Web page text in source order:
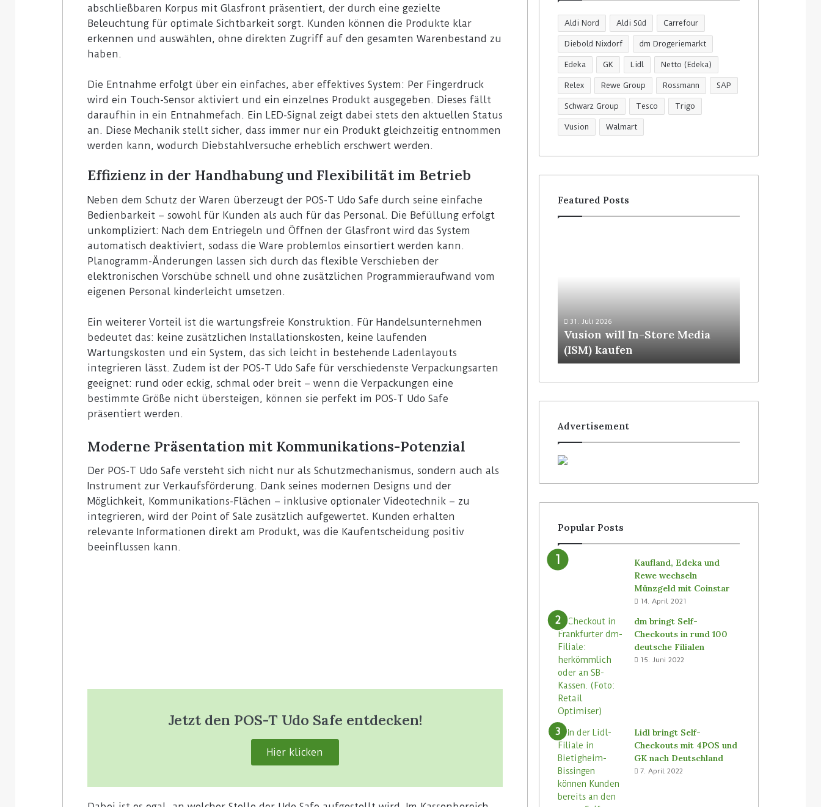
abschließbaren Korpus mit Glasfront präsentiert, der durch eine gezielte
Beleuchtung für optimale Sichtbarkeit sorgt. Kunden können die Produkte klar
erkennen und auswählen, ohne direkten Zugriff auf den gesamten Warenbestand zu
haben.
Die Entnahme erfolgt über ein einfaches, aber effektives System: Per Fingerdruck
wird ein Touch-Sensor aktiviert und ein einzelnes Produkt ausgegeben. Dieses fällt
daraufhin in ein Entnahmefach. Ein LED-Signal zeigt dabei stets den aktuellen Status
an. Diese Mechanik stellt sicher, dass immer nur ein Produkt gleichzeitig entnommen
werden kann, wodurch Diebstahlversuche erheblich erschwert werden.
Effizienz in der Handhabung und Flexibilität im Betrieb
Neben dem Schutz der Waren überzeugt der POS-T Udo Safe durch seine einfache
Bedienbarkeit – sowohl für Kunden als auch für das Personal. Die Befüllung erfolgt
unkompliziert: Nach dem Entriegeln und Öffnen der Glasfront wird das System
automatisch deaktiviert, sodass die Ware problemlos einsortiert werden kann.
Planogramm-Änderungen lassen sich durch das flexible Verschieben der
elektronischen Vorschübe schnell und ohne zusätzlichen Programmieraufwand vom
eigenen Personal kinderleicht umsetzen.
Ein weiterer Vorteil ist die wartungsfreie Konstruktion. Für Handelsunternehmen
bedeutet das: keine zusätzlichen Installationskosten, keine laufenden
Wartungskosten und ein System, das sich leicht in bestehende Ladenlayouts
integrieren lässt. Zudem ist der POS-T Udo Safe für verschiedenste Verpackungsarten
geeignet: rund oder eckig, schmal oder breit – wenn die Verpackungen eine
bestimmte Größe nicht übersteigen, können sie perfekt im POS-T Udo Safe
präsentiert werden.
Moderne Präsentation mit Kommunikations-Potenzial
Der POS-T Udo Safe versteht sich nicht nur als Schutzmechanismus, sondern auch als
Instrument zur Verkaufsförderung. Dank seines modernen Designs und der
Möglichkeit, Kommunikations-Flächen – inklusive optionaler Videotechnik – zu
integrieren, wird der Point of Sale zusätzlich aufgewertet. Kunden erhalten
relevante Informationen direkt am Produkt, was die Kaufentscheidung positiv
beeinflussen kann.
Jetzt den POS-T Udo Safe entdecken!
Hier klicken
Aldi Nord Aldi Süd Carrefour
Diebold Nixdorf dm Drogeriemarkt
Edeka GK Lidl Netto (Edeka)
Relex Rewe Group Rossmann SAP
Schwarz Group Tesco Trigo
Vusion Walmart
Featured Posts
Rossmann Spanien setzt auf
Digital Signage von Bütema
5. August 2026
Colruyt positioniert sich bei
bedienerlosen C-Stores neu
Homebase USA wird die Tally-
Roboter von Simbe in allen
Filialen einführen
31. Juli 2026
Vusion will In-Store Media
(ISM) kaufen
Advertisement
Popular Posts
Kaufland, Edeka und
Rewe wechseln
Münzgeld mit Coinstar
14. April 2021
dm bringt Self-
Checkouts in rund 100
deutsche Filialen
15. Juni 2022
Lidl bringt Self-
Checkouts mit 4POS und
GK nach Deutschland
7. April 2022